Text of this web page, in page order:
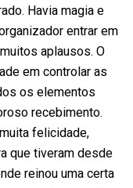
Havia magia e
entrar em
aplausos. O
em controlar as
os elementos
recebimento.
felicidade,
que tiveram desde
reinou uma certa